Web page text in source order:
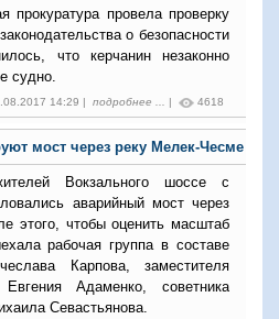
прокуратура провела проверку
о безопасности
что керчанин незаконно
судно.
14:29 | подробнее ... | 4618
мост через реку Мелек-Чесме
Вокзального шоссе с
аварийный мост через
этого, чтобы оценить масштаб
рабочая группа в составе
Карпова, заместителя
Адаменко, советника
Севастьянова.